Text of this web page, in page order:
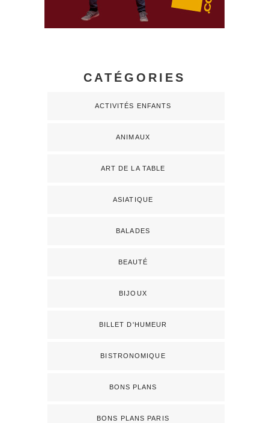
CATÉGORIES
ACTIVITÉS ENFANTS
ANIMAUX
ART DE LA TABLE
ASIATIQUE
BALADES
BEAUTÉ
BIJOUX
BILLET D'HUMEUR
BISTRONOMIQUE
BONS PLANS
BONS PLANS PARIS